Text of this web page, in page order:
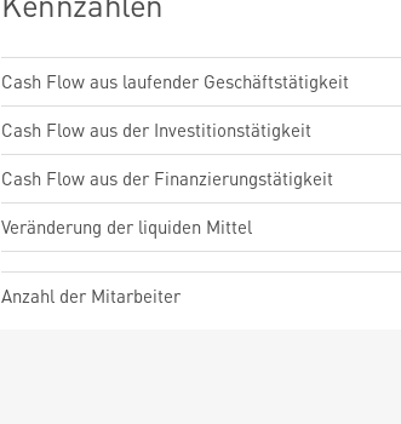
Cash Flow aus laufender Geschäftstätigkeit
Cash Flow aus der Investitionstätigkeit
Cash Flow aus der Finanzierungstätigkeit
Veränderung der liquiden Mittel
Anzahl der Mitarbeiter